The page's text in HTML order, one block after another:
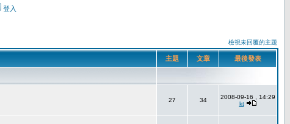
登入
檢視未回覆的主題
主題 文章 最後發表
27 34
2008-09-16 , 14:29
kt